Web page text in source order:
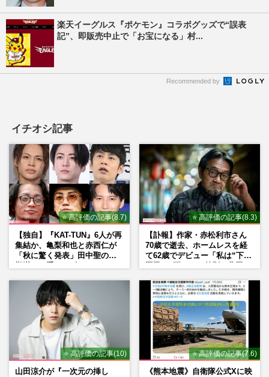
楽天イーグルス『ポケモン』コラボグッズで“誤表
記”、即販売中止で「お宝になる」村...
Recommended by
イチオシ記事
⭐ 高評価の記事(8.7)
【独自】『KAT-TUN』6人が再
集結か、亀梨和也と赤西仁が
「秋に驚く発表」田中聖の刑
⭐ 高評価の記事(8.3)
【訃報】作家・赤松利市さん
70歳で逝去、ホームレスを経
て62歳でデビュー「私は“下級
⭐ 高評価の記事(10)
山田涼介が『一次元の挿し
⭐ 高評価の記事(7.6)
《熊本地震》自衛隊公式Xに映